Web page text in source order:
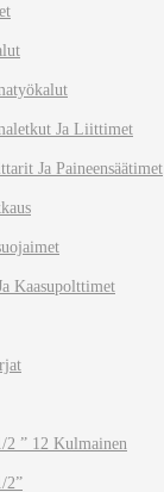
Ja Liittimet
Ja Paineensäätimet
Kaasupolttimet
2 ” 12 Kulmainen
2”